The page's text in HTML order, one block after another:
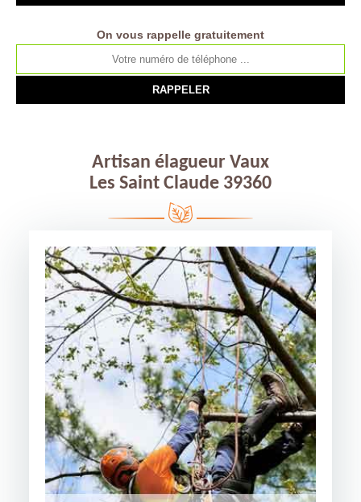
On vous rappelle gratuitement
Artisan élagueur Vaux
Les Saint Claude 39360